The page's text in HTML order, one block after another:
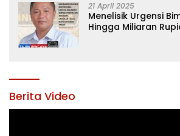
21 April 2025
Menelisik Urgensi
Hingga Miliaran
Berita Video